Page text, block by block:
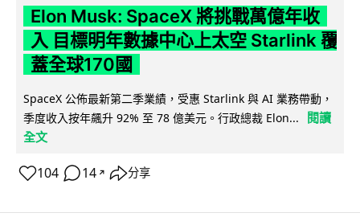
Elon Musk: SpaceX 將挑戰萬億年收
入 目標明年數據中心上太空 Starlink 覆
蓋全球170國
SpaceX 公佈最新第二季業績，受惠 Starlink 與 AI 業務帶動，
季度收入按年飆升 92% 至 78 億美元。行政總裁 Elon...
閱讀
全文
104 14 ↗ 分享